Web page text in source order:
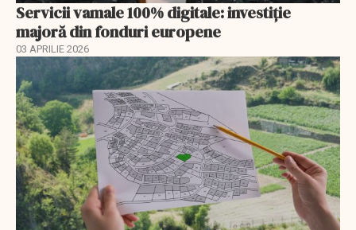
Servicii vamale 100% digitale: investiție
majoră din fonduri europene
03 APRILIE 2026